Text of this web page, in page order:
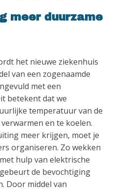
meer duurzame
het nieuwe ziekenhuis
van een zogenaamde
met een
betekent dat we
temperatuur van de
en te koelen.
meer krijgen, moet je
organiseren. Zo wekken
hulp van elektrische
de bevochtiging
Door middel van